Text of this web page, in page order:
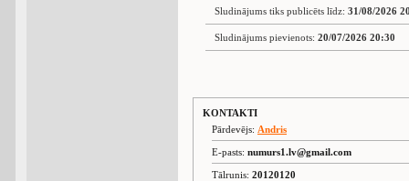
Sludinājums tiks publicēts līdz: 31/08/2026
Sludinājums pievienots: 20/07/2026 20:30
KONTAKTI
Pārdevējs: Andris
E-pasts: numurs1.lv@gmail.com
Tālrunis: 20120120